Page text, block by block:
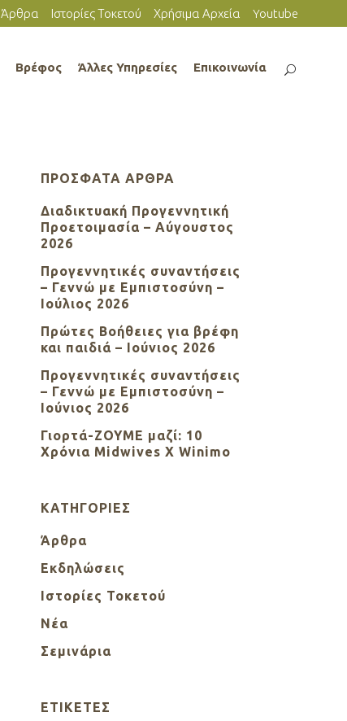
Άρθρα Ιστορίες Τοκετού Χρήσιμα Αρχεία Youtube
Βρέφος Άλλες Υπηρεσίες Επικοινωνία
ΠΡΌΣΦΑΤΑ ΆΡΘΡΑ
Διαδικτυακή Προγεννητική
Προετοιμασία – Αύγουστος
2026
Προγεννητικές συναντήσεις
– Γεννώ με Εμπιστοσύνη –
Ιούλιος 2026
Πρώτες Βοήθειες για βρέφη
και παιδιά – Ιούνιος 2026
Προγεννητικές συναντήσεις
– Γεννώ με Εμπιστοσύνη –
Ιούνιος 2026
Γιορτά-ΖΟΥΜΕ μαζί: 10
Χρόνια Midwives X Winimo
KΑΤΗΓΟΡΊΕΣ
Άρθρα
Εκδηλώσεις
Ιστορίες Τοκετού
Νέα
Σεμινάρια
ΕΤΙΚΈΤΕΣ